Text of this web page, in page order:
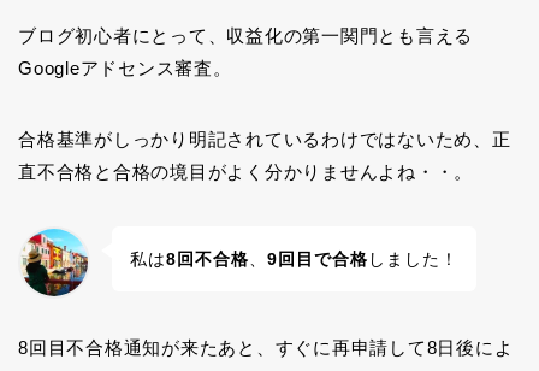
ブログ初心者にとって、収益化の第一関門とも言える
Googleアドセンス審査。
合格基準がしっかり明記されているわけではないため、正
直不合格と合格の境目がよく分かりませんよね・・。
私は8回不合格、 9回目で合格しました！
8回目不合格通知が来たあと、すぐに再申請して8日後によ